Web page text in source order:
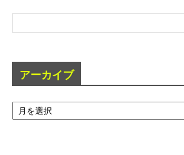
アーカイブ
ア
ー